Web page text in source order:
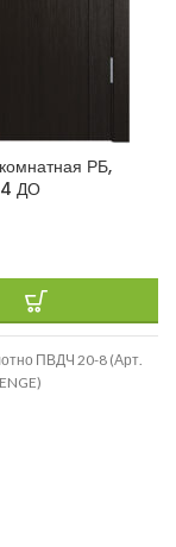
РБ,
ДО
ПВДЧ 20-8 (Арт.